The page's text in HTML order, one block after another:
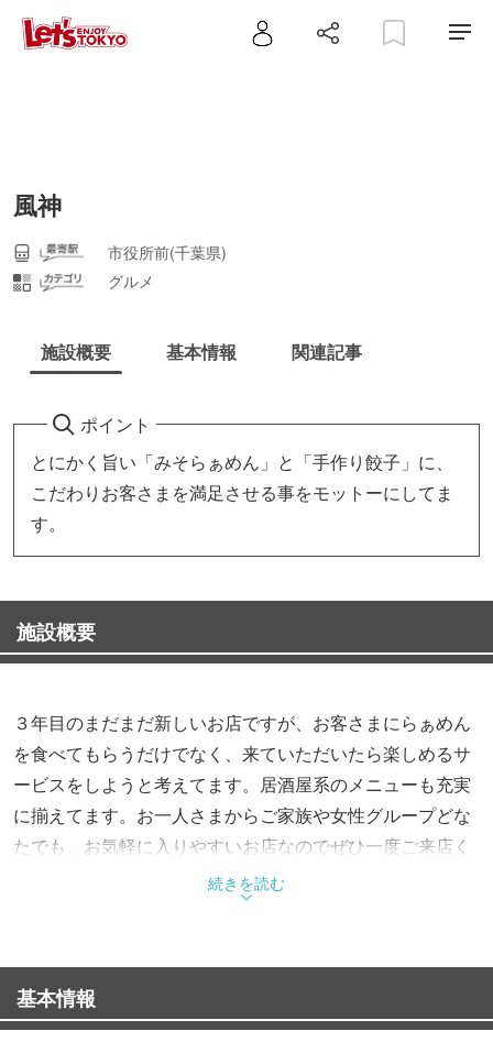
風神
市役所前(千葉県)
グルメ
施設概要 基本情報 関連記事
ポイント
とにかく旨い「みそらぁめん」と「手作り餃子」に、
こだわりお客さまを満足させる事をモットーにしてま
す。
施設概要
３年目のまだまだ新しいお店ですが、お客さまにらぁめん
を食べてもらうだけでなく、来ていただいたら楽しめるサ
ービスをしようと考えてます。居酒屋系のメニューも充実
に揃えてます。お一人さまからご家族や女性グループどな
たでも、お気軽に入りやすいお店なのでぜひ一度ご来店く
続きを読む
基本情報